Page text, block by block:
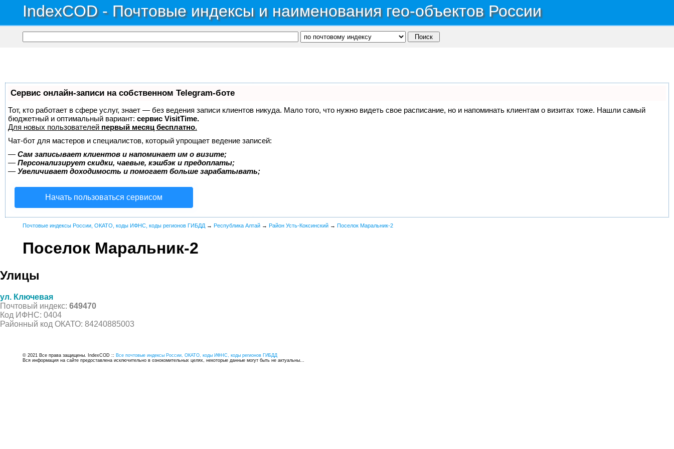
IndexCOD - Почтовые индексы и наименования гео-объектов России
Сервис онлайн-записи на собственном Telegram-боте
Тот, кто работает в сфере услуг, знает — без ведения записи клиентов никуда. Мало того, что нужно видеть свое расписание, но и напоминать клиентам о визитах тоже. Нашли самый
бюджетный и оптимальный вариант: сервис VisitTime.
Для новых пользователей первый месяц бесплатно.
Чат-бот для мастеров и специалистов, который упрощает ведение записей:
— Сам записывает клиентов и напоминает им о визите;
— Персонализирует скидки, чаевые, кэшбэк и предоплаты;
— Увеличивает доходимость и помогает больше зарабатывать;
Начать пользоваться сервисом
Почтовые индексы России, ОКАТО, коды ИФНС, коды регионов ГИБДД → Республика Алтай → Район Усть-Коксинский → Поселок Маральник-2
Поселок Маральник-2
Улицы
ул. Ключевая
Почтовый индекс: 649470
Код ИФНС: 0404
Районный код ОКАТО: 84240885003
© 2021 Все права защищены. IndexCOD :: Все почтовые индексы России, ОКАТО, коды ИФНС, коды регионов ГИБДД
Вся информация на сайте предоставлена исключительно в ознокомительных целях, некоторые данные могут быть не актуальны...